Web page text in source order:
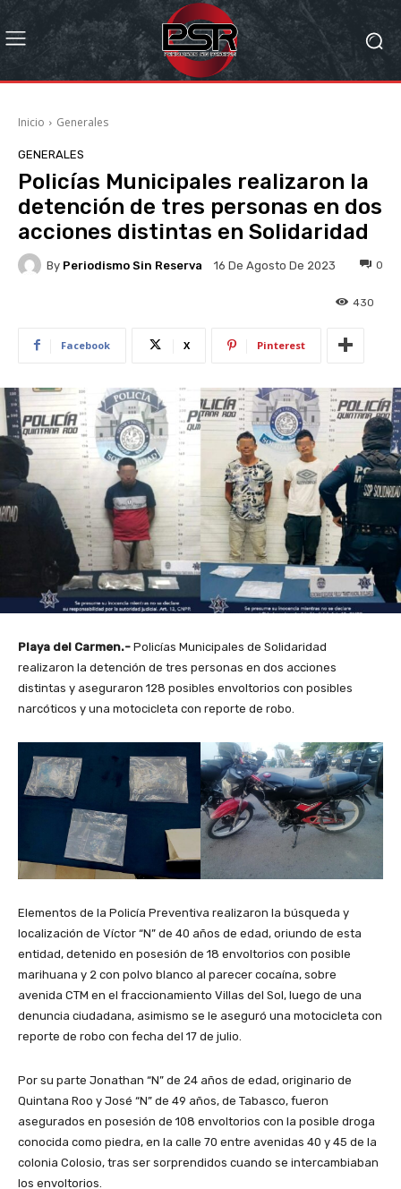
Inicio Generales
GENERALES
Policías Municipales realizaron la
detención de tres personas en dos
acciones distintas en Solidaridad
By Periodismo Sin Reserva 16 De Agosto De 2023 0
430
Facebook X Pinterest
Playa del Carmen.- Policías Municipales de Solidaridad
realizaron la detención de tres personas en dos acciones
distintas y aseguraron 128 posibles envoltorios con posibles
narcóticos y una motocicleta con reporte de robo.
Elementos de la Policía Preventiva realizaron la búsqueda y
localización de Víctor “N” de 40 años de edad, oriundo de esta
entidad, detenido en posesión de 18 envoltorios con posible
marihuana y 2 con polvo blanco al parecer cocaína, sobre
avenida CTM en el fraccionamiento Villas del Sol, luego de una
denuncia ciudadana, asimismo se le aseguró una motocicleta con
reporte de robo con fecha del 17 de julio.
Por su parte Jonathan “N” de 24 años de edad, originario de
Quintana Roo y José “N” de 49 años, de Tabasco, fueron
asegurados en posesión de 108 envoltorios con la posible droga
conocida como piedra, en la calle 70 entre avenidas 40 y 45 de la
colonia Colosio, tras ser sorprendidos cuando se intercambiaban
los envoltorios.